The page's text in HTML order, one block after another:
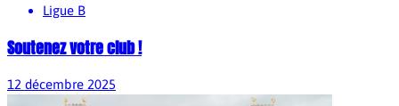
Ligue B
Soutenez votre club !
12 décembre 2025